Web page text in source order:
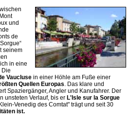
und
de
seinem
in eine
Die
Vaucluse in einer Höhle am Fuße einer
Quellen Europas . Das klare und
Spaziergänger, Angler und Kanufahrer. Der
unsteten Verlauf, bis er L'Isle sur la Sorgue
Venedig des Comtat" trägt und seit 30
ist.